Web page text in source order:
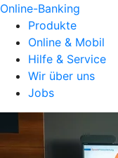
Online-Banking
Produkte
Online & Mobil
Hilfe & Service
Wir über uns
Jobs